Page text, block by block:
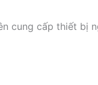
cung cấp thiết bị